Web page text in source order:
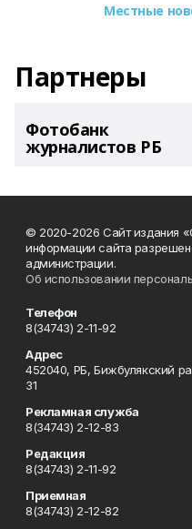
Местные
Партнеры
Фотобанк
журналистов РБ
© 2020-2026 Сайт издания
информации сайта
администрации.
Об использовании
Телефон
8(34743) 2-11-92
Адрес
452040, РБ, Бижбулякский
31
Рекламная служба
8(34743) 2-12-83
Редакция
8(34743) 2-11-92
Приемная
8(34743) 2-12-82